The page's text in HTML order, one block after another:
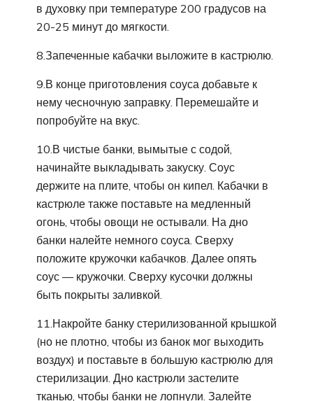
в духовку при температуре 200 градусов на
20-25 минут до мягкости.
8.Запеченные кабачки выложите в кастрюлю.
9.В конце приготовления соуса добавьте к
нему чесночную заправку. Перемешайте и
попробуйте на вкус.
10.В чистые банки, вымытые с содой,
начинайте выкладывать закуску. Соус
держите на плите, чтобы он кипел. Кабачки в
кастрюле также поставьте на медленный
огонь, чтобы овощи не остывали. На дно
банки налейте немного соуса. Сверху
положите кружочки кабачков. Далее опять
соус — кружочки. Сверху кусочки должны
быть покрыты заливкой.
11.Накройте банку стерилизованной крышкой
(но не плотно, чтобы из банок мог выходить
воздух) и поставьте в большую кастрюлю для
стерилизации. Дно кастрюли застелите
тканью, чтобы банки не лопнули. Залейте